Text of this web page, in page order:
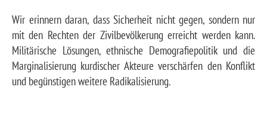
Wir erinnern daran, dass Sicherheit nicht gegen, sondern nur
mit den Rechten der Zivilbevölkerung erreicht werden kann.
Militärische Lösungen, ethnische Demografiepolitik und die
Marginalisierung kurdischer Akteure verschärfen den Konflikt
und begünstigen weitere Radikalisierung.